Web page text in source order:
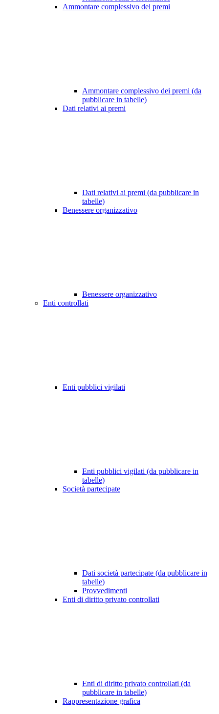
Ammontare complessivo dei premi
Ammontare complessivo dei premi (da
pubblicare in tabelle)
Dati relativi ai premi
Dati relativi ai premi (da pubblicare in
tabelle)
Benessere organizzativo
Benessere organizzativo
Enti controllati
Enti pubblici vigilati
Enti pubblici vigilati (da pubblicare in
tabelle)
Società partecipate
Dati società partecipate (da pubblicare in
tabelle)
Provvedimenti
Enti di diritto privato controllati
Enti di diritto privato controllati (da
pubblicare in tabelle)
Rappresentazione grafica